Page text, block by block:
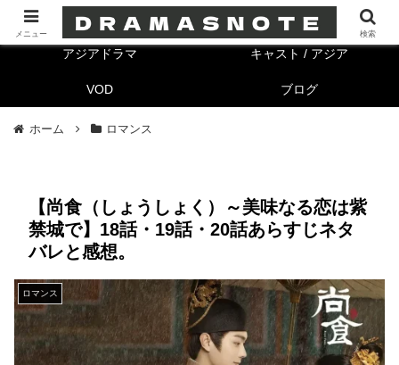
海外ドラマ キャスト/海外
アジアドラマ キャスト / アジア
VOD ブログ
ホーム ロマンス
【尚食（しょうしょく）～美味なる恋は紫
禁城で】18話・19話・20話あらすじネタ
バレと感想。
ロマンス
メニュー 検索